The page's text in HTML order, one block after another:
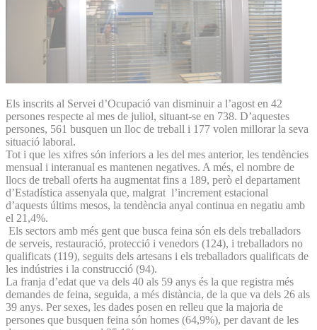
Els inscrits al Servei d’Ocupació van disminuir a l’agost en 42
persones respecte al mes de juliol, situant-se en 738. D’aquestes
persones, 561 busquen un lloc de treball i 177 volen millorar la seva
situació laboral.
Tot i que les xifres són inferiors a les del mes anterior, les tendències
mensual i interanual es mantenen negatives. A més, el nombre de
llocs de treball oferts ha augmentat fins a 189, però el departament
d’Estadística assenyala que, malgrat l’increment estacional
d’aquests últims mesos, la tendència anyal continua en negatiu amb
el 21,4%.
Els sectors amb més gent que busca feina són els dels treballadors
de serveis, restauració, protecció i venedors (124), i treballadors no
qualificats (119), seguits dels artesans i els treballadors qualificats de
les indústries i la construcció (94).
La franja d’edat que va dels 40 als 59 anys és la que registra més
demandes de feina, seguida, a més distància, de la que va dels 26 als
39 anys. Per sexes, les dades posen en relleu que la majoria de
persones que busquen feina són homes (64,9%), per davant de les